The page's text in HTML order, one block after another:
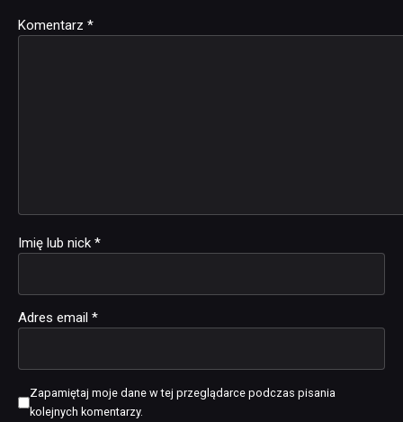
Komentarz *
Imię lub nick *
Adres email *
Zapamiętaj moje dane w tej przeglądarce podczas pisania
kolejnych komentarzy.
Alternative: